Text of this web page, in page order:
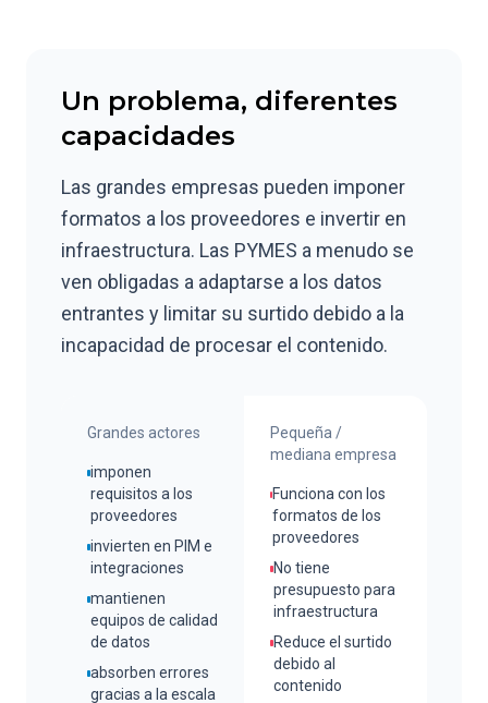
Un problema, diferentes
capacidades
Las grandes empresas pueden imponer
formatos a los proveedores e invertir en
infraestructura. Las PYMES a menudo se
ven obligadas a adaptarse a los datos
entrantes y limitar su surtido debido a la
incapacidad de procesar el contenido.
Grandes actores
imponen
requisitos a los
proveedores
invierten en PIM e
integraciones
mantienen
equipos de calidad
de datos
absorben errores
gracias a la escala
Pequeña /
mediana empresa
Funciona con los
formatos de los
proveedores
No tiene
presupuesto para
infraestructura
Reduce el surtido
debido al
contenido